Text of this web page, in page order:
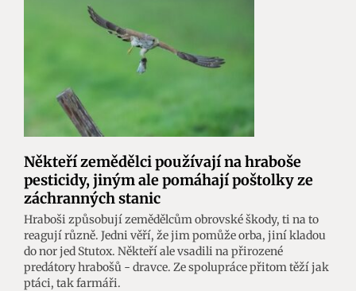
Někteří zemědělci používají na hraboše
pesticidy, jiným ale pomáhají poštolky ze
záchranných stanic
Hraboši způsobují zemědělcům obrovské škody, ti na to
reagují různě. Jedni věří, že jim pomůže orba, jiní kladou
do nor jed Stutox. Někteří ale vsadili na přirozené
predátory hrabošů - dravce. Ze spolupráce přitom těží jak
ptáci, tak farmáři.